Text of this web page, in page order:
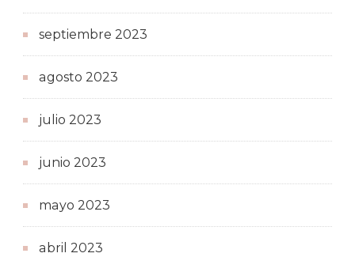
septiembre 2023
agosto 2023
julio 2023
junio 2023
mayo 2023
abril 2023